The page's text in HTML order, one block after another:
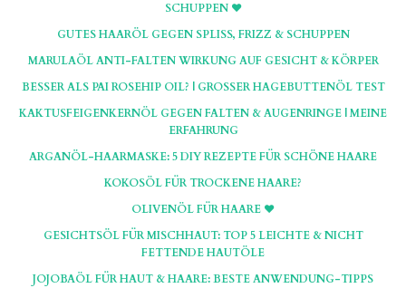
SCHUPPEN ♥
GUTES HAARÖL GEGEN SPLISS, FRIZZ & SCHUPPEN
MARULAÖL ANTI-FALTEN WIRKUNG AUF GESICHT & KÖRPER
BESSER ALS PAI ROSEHIP OIL? | GROSSER HAGEBUTTENÖL TEST
KAKTUSFEIGENKERNÖL GEGEN FALTEN & AUGENRINGE | MEINE
ERFAHRUNG
ARGANÖL-HAARMASKE: 5 DIY REZEPTE FÜR SCHÖNE HAARE
KOKOSÖL FÜR TROCKENE HAARE?
OLIVENÖL FÜR HAARE ♥
GESICHTSÖL FÜR MISCHHAUT: TOP 5 LEICHTE & NICHT
FETTENDE HAUTÖLE
JOJOBAÖL FÜR HAUT & HAARE: BESTE ANWENDUNG-TIPPS